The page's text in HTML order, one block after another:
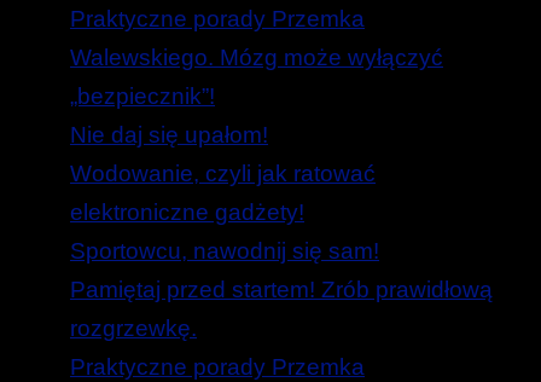
Praktyczne porady Przemka
Walewskiego. Mózg może wyłączyć
„bezpiecznik”!
Nie daj się upałom!
Wodowanie, czyli jak ratować
elektroniczne gadżety!
Sportowcu, nawodnij się sam!
Pamiętaj przed startem! Zrób prawidłową
rozgrzewkę.
Praktyczne porady Przemka